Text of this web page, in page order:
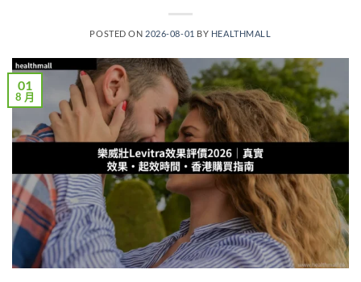
POSTED ON 2026-08-01 BY HEALTHMALL
01
8 月